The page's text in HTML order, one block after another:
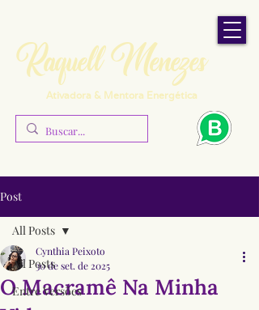
Raquell Menezes
Ativadora & Mentora Energética
Post
All Posts
Entre Versões
All Posts
O Macramê Na Minha
Cynthia Peixoto
30 de set. de 2025